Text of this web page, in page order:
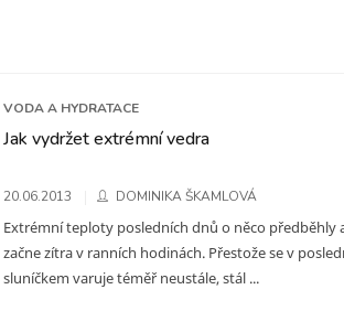
VODA A HYDRATACE
Jak vydržet extrémní vedra
20.06.2013 DOMINIKA ŠKAMLOVÁ
Extrémní teploty posledních dnů o něco předběhly
začne zítra v ranních hodinách. Přestože se v
sluníčkem varuje téměř neustále, stál ...